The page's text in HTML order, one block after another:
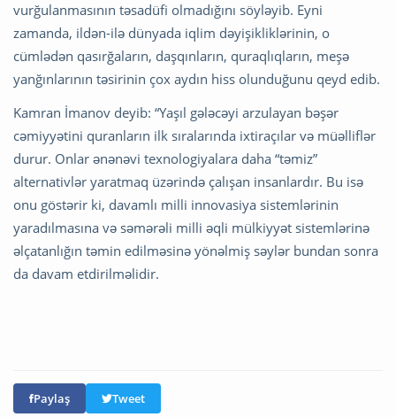
vurğulanmasının təsadüfi olmadığını söyləyib. Eyni
zamanda, ildən-ilə dünyada iqlim dəyişikliklərinin, o
cümlədən qasırğaların, daşqınların, quraqlıqların, meşə
yanğınlarının təsirinin çox aydın hiss olunduğunu qeyd edib.
Kamran İmanov deyib: “Yaşıl gələcəyi arzulayan bəşər
cəmiyyətini quranların ilk sıralarında ixtiraçılar və müəlliflər
durur. Onlar ənənəvi texnologiyalara daha “təmiz”
alternativlər yaratmaq üzərində çalışan insanlardır. Bu isə
onu göstərir ki, davamlı milli innovasiya sistemlərinin
yaradılmasına və səmərəli milli əqli mülkiyyət sistemlərinə
əlçatanlığın təmin edilməsinə yönəlmiş səylər bundan sonra
da davam etdirilməlidir.
Paylaş Tweet